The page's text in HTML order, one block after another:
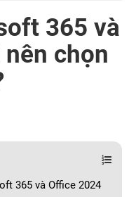
365 và
chọn
365 và Office 2024